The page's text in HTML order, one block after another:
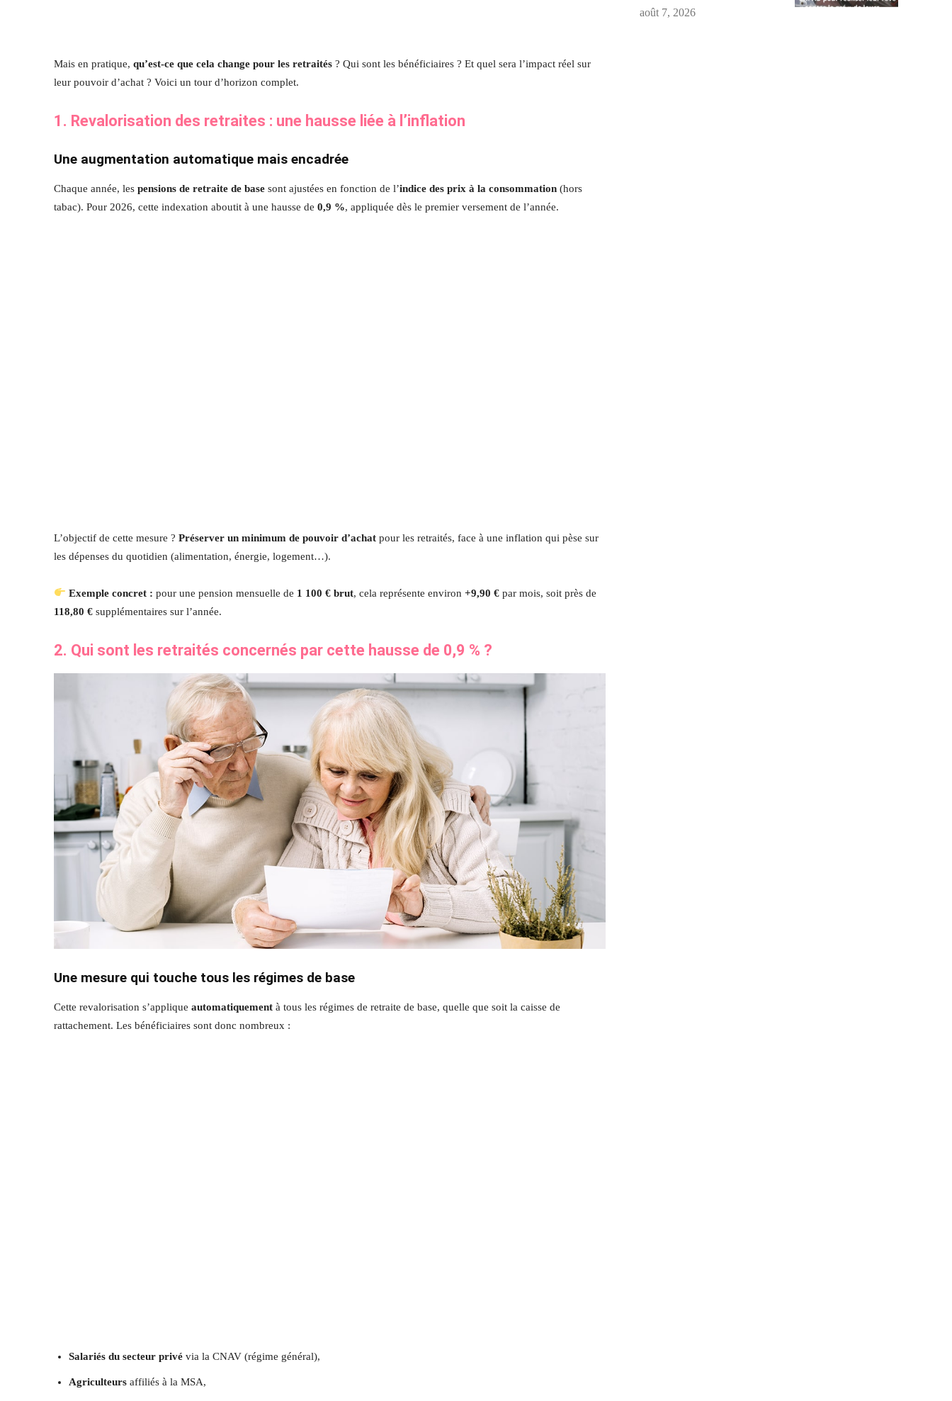
Mais en pratique, qu’est-ce que cela change pour les retraités ? Qui sont les bénéficiaires ? Et quel sera l’impact réel sur
leur pouvoir d’achat ? Voici un tour d’horizon complet.
1. Revalorisation des retraites : une hausse liée à l’inflation
Une augmentation automatique mais encadrée
Chaque année, les pensions de retraite de base sont ajustées en fonction de l’indice des prix à la consommation (hors
tabac). Pour 2026, cette indexation aboutit à une hausse de 0,9 %, appliquée dès le premier versement de l’année.
L’objectif de cette mesure ? Préserver un minimum de pouvoir d’achat pour les retraités, face à une inflation qui pèse sur
les dépenses du quotidien (alimentation, énergie, logement…).
Exemple concret : pour une pension mensuelle de 1 100 € brut, cela représente environ+9,90 € par mois, soit près de
118,80 € supplémentaires sur l’année.
2. Qui sont les retraités concernés par cette hausse de 0,9 % ?
Une mesure qui touche tous les régimes de base
Cette revalorisation s’applique automatiquement à tous les régimes de retraite de base, quelle que soit la caisse de
rattachement. Les bénéficiaires sont donc nombreux :
Salariés du secteur privé via la CNAV (régime général),
Agriculteurs affiliés à la MSA,
août 7, 2026